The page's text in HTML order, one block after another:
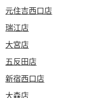
元住吉西口店
瑞江店
大宮店
五反田店
新宿西口店
大森店